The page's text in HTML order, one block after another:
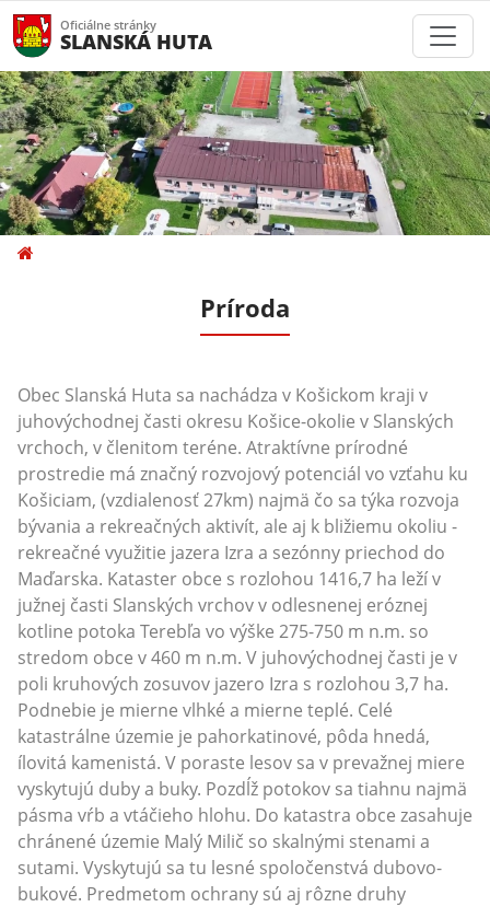
Oficiálne stránky
SLANSKÁ HUTA
Príroda
Obec Slanská Huta sa nachádza v Košickom kraji v
juhovýchodnej časti okresu Košice-okolie v Slanských
vrchoch, v členitom teréne. Atraktívne prírodné
prostredie má značný rozvojový potenciál vo vzťahu ku
Košiciam, (vzdialenosť 27km) najmä čo sa týka rozvoja
bývania a rekreačných aktivít, ale aj k bližiemu okoliu -
rekreačné využitie jazera Izra a sezónny priechod do
Maďarska. Kataster obce s rozlohou 1416,7 ha leží v
južnej časti Slanských vrchov v odlesnenej eróznej
kotline potoka Terebľa vo výške 275-750 m n.m. so
stredom obce v 460 m n.m. V juhovýchodnej časti je v
poli kruhových zosuvov jazero Izra s rozlohou 3,7 ha.
Podnebie je mierne vlhké a mierne teplé. Celé
katastrálne územie je pahorkatinové, pôda hnedá,
ílovitá kamenistá. V poraste lesov sa v prevažnej miere
vyskytujú duby a buky. Pozdĺž potokov sa tiahnu najmä
pásma vŕb a vtáčieho hlohu. Do katastra obce zasahuje
chránené územie Malý Milič so skalnými stenami a
sutami. Vyskytujú sa tu lesné spoločenstvá dubovo-
bukové. Predmetom ochrany sú aj rôzne druhy